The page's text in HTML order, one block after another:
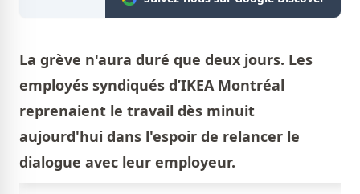
La grève n'aura duré que deux jours. Les
employés syndiqués d’IKEA Montréal
reprenaient le travail dès minuit
aujourd'hui dans l'espoir de relancer le
dialogue avec leur employeur.